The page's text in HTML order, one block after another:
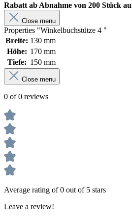
Rabatt ab Abnahme von 200 Stück
Close menu
Properties "Winkelbuchstütze 4 "
Breite: 130 mm
Höhe: 170 mm
Tiefe: 150 mm
Close menu
0 of 0 reviews
Average rating of 0 out of 5 stars
Leave a review!